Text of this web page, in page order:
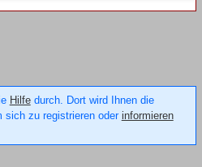
Hilfedurch. Dort wird Ihnen die
sich zu registrieren oder informieren